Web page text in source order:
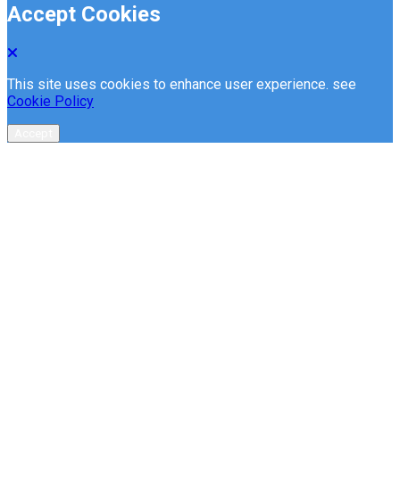
Accept Cookies
This site uses cookies to enhance user experience. see
Cookie Policy